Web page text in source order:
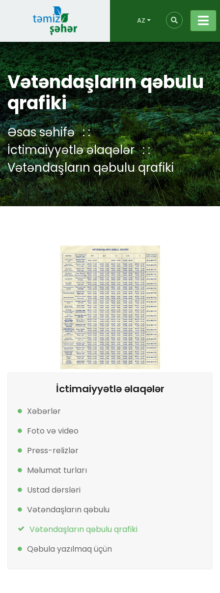
AZ
Vətəndaşların qəbulu
qrafiki
Əsas səhifə
İctimaiyyətlə əlaqələr
Vətəndaşların qəbulu qrafiki
İctimaiyyətlə əlaqələr
Xəbərlər
Foto və video
Press-relizlər
Məlumat turları
Ustad dərsləri
Vətəndaşların qəbulu
Vətəndaşların qəbulu qrafiki
Qəbula yazılmaq üçün